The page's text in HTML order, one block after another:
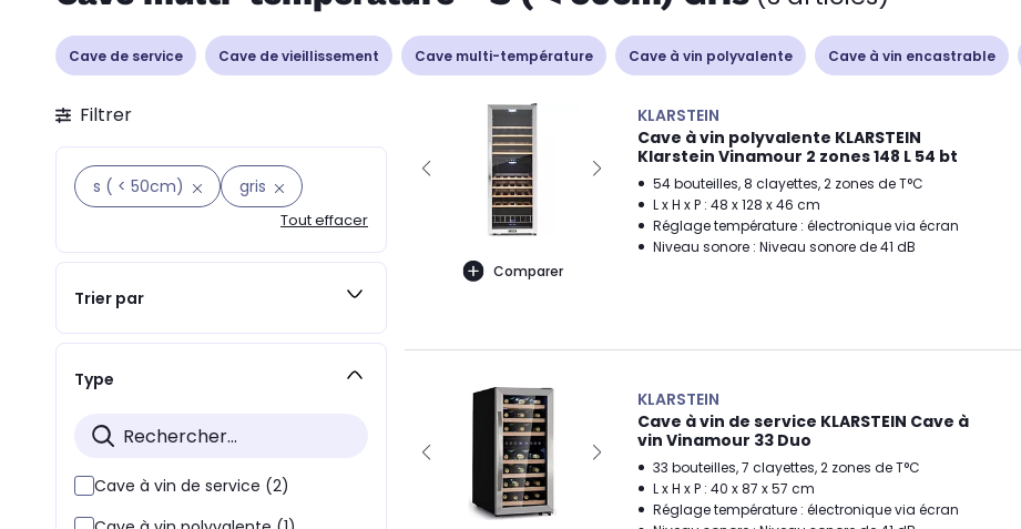
Cave de service Cave de vieillissement Cave multi-température Cave à vin polyvalente Cave à vin encastrable
Filtrer
s ( < 50cm) gris
Tout effacer
Trier par
Type
Cave à vin de service (2)
Comparer
KLARSTEIN
Cave à vin polyvalente KLARSTEIN
Klarstein Vinamour 2 zones 148 L 54 bt
54 bouteilles, 8 clayettes, 2 zones de T°C
L x H x P : 48 x 128 x 46 cm
Réglage température : électronique via écran
Niveau sonore : Niveau sonore de 41 dB
KLARSTEIN
Cave à vin de service KLARSTEIN Cave à
vin Vinamour 33 Duo
33 bouteilles, 7 clayettes, 2 zones de T°C
L x H x P : 40 x 87 x 57 cm
Réglage température : électronique via écran